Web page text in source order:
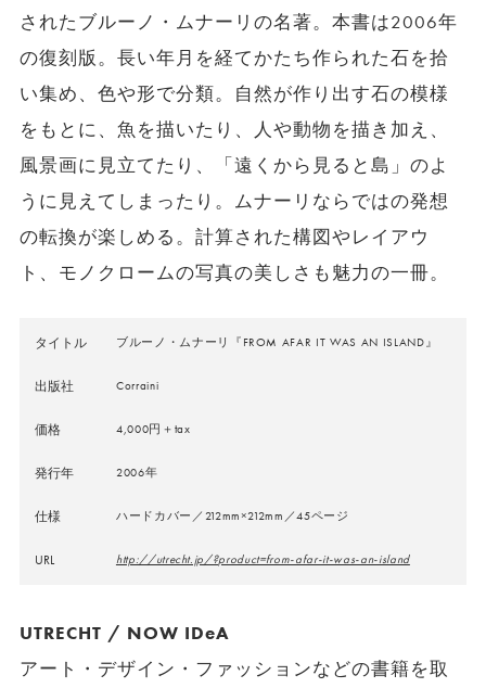
されたブルーノ・ムナーリの名著。本書は2006年
の復刻版。長い年月を経てかたち作られた石を拾
い集め、色や形で分類。自然が作り出す石の模様
をもとに、魚を描いたり、人や動物を描き加え、
風景画に見立てたり、「遠くから見ると島」のよ
うに見えてしまったり。ムナーリならではの発想
の転換が楽しめる。計算された構図やレイアウ
ト、モノクロームの写真の美しさも魅力の一冊。
タイトル ブルーノ・ムナーリ『FROM AFAR IT WAS AN ISLAND』
出版社 Corraini
価格 4,000円＋tax
発行年 2006年
仕様 ハードカバー／212mm×212mm／45ページ
URL http://utrecht.jp/?product=from-afar-it-was-an-island
UTRECHT / NOW IDeA
アート・デザイン・ファッションなどの書籍を取